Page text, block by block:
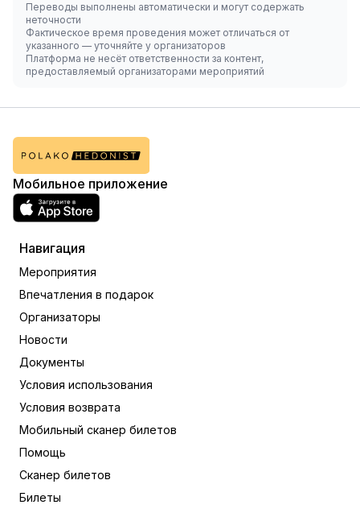
Переводы выполнены автоматически и могут содержать
неточности
Фактическое время проведения может отличаться от
указанного — уточняйте у организаторов
Платформа не несёт ответственности за контент,
предоставляемый организаторами мероприятий
Мобильное приложение
Навигация
Мероприятия
Впечатления в подарок
Организаторы
Новости
Документы
Условия использования
Условия возврата
Мобильный сканер билетов
Помощь
Сканер билетов
Билеты